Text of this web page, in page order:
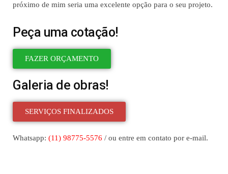
próximo de mim seria uma excelente opção para o seu projeto.
Peça uma cotação!
FAZER ORÇAMENTO
Galeria de obras!
SERVIÇOS FINALIZADOS
Whatsapp: (11) 98775-5576 / ou entre em contato por e-mail.